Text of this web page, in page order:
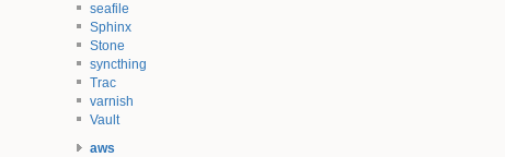
seafile
Sphinx
Stone
syncthing
Trac
varnish
Vault
aws